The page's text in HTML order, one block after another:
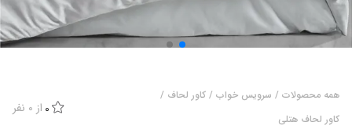
همه محصولات / سرویس خواب / کاور لحاف /
کاور لحاف هتلی
0 از 0 نفر